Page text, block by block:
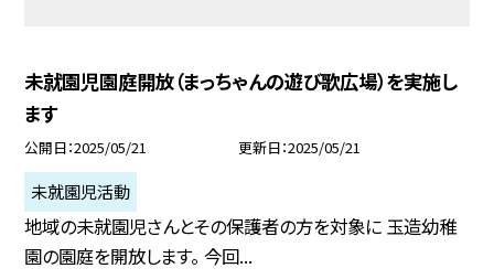
未就園児園庭開放（まっちゃんの遊び歌広場）を実施し
ます
公開日 2025/05/21 更新日 2025/05/21
未就園児活動
地域の未就園児さんとその保護者の方を対象に 玉造幼稚
園の園庭を開放します。 今回...